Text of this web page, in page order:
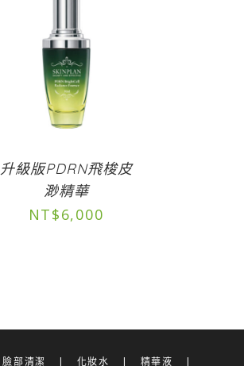
升級版PDRN飛梭皮
渺精華
NT$6,000
臉部清潔 化妝水 精華液